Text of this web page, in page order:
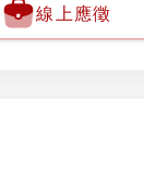
線上應徵